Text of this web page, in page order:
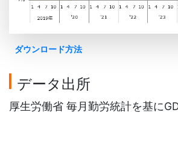
ダウンロード方法
データ出所
厚生労働省 毎月勤労統計を基に